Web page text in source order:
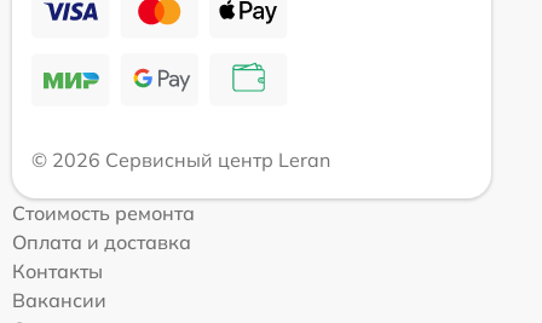
© 2026 Сервисный центр Leran
Стоимость ремонта
Оплата и доставка
Контакты
Вакансии